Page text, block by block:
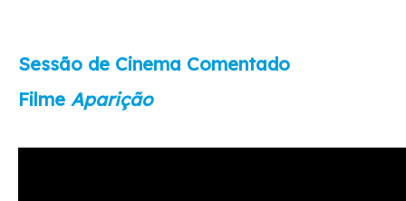
Sessão de Cinema Comentado
Filme Aparição